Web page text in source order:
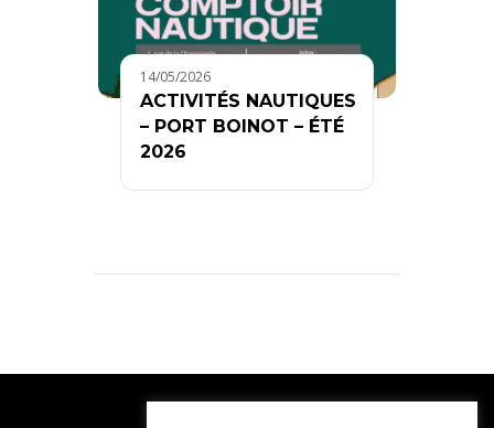
14/05/2026
ACTIVITÉS NAUTIQUES
– PORT BOINOT – ÉTÉ
2026